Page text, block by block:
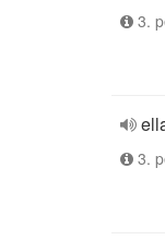
3.
3.